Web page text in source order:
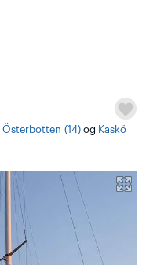
Österbotten (14)og Kaskö